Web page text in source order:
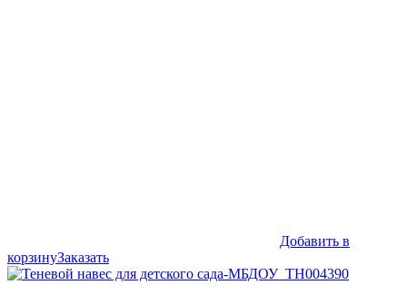
Добавить в
корзинуЗаказать